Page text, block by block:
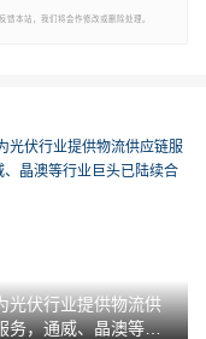
馈本站，我们将会作修改或删除处理。
光伏行业提供物流供
务，通威、晶澳等行